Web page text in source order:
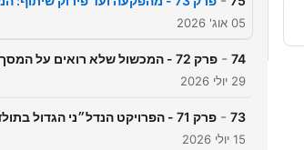
05 אוג' 2026
74
- פרק 72 - המכשול שלא רואים על המסך עם גיל מרנץ
29 יולי 2026
73
- פרק 71 - הפרויקט הנדל״ני הגדול בתולדות ישראל? יובל אדמון על תמ״א 75
15 יולי 2026